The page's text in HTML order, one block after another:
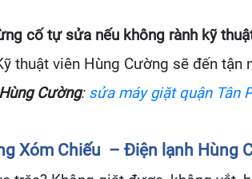
cố tự sửa nếu không rành kỹ
thuật viên Hùng Cường sẽ đến
Cường: sửa máy giặt quận Tân
Xóm Chiếu – Điện lạnh Hùng